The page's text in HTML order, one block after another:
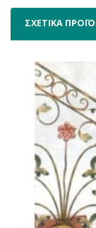
ΣΧΕΤΙΚΑ